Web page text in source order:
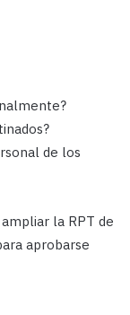
de los
la RPT de
aprobarse